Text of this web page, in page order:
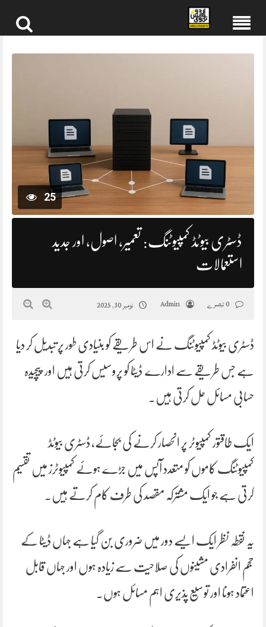
25
ڈسٹری بیوٹڈ کمپیوٹنگ: تعمیر، اصول، اور جدید
استعمالات
Admin نومبر 30, 2025
ڈسٹری بیوٹڈ کمپیوٹنگ نے اس طریقے کو بنیادی طور پر تبدیل کر دیا
ہے جس طریقے سے ادارے ڈیٹا کو پروسیس کرتی ہیں اور پیچیدہ
حسابی مسائل حل کرتی ہیں۔
ایک طاقتور کمپیوٹر پر انحصار کرنے کی بجائے، ڈسٹری بیوٹڈ
کمپیوٹنگ کاموں کو متعدد آپس میں جڑے ہوئے کمپیوٹرز میں تقسیم
کرتی ہے جو ایک مشترکہ مقصد کی طرف کام کرتے ہیں۔
یہ نقطہ نظر ایک ایسے دور میں ضروری بن گیا ہے جہاں ڈیٹا کے
حجم انفرادی مشینوں کی صلاحیت سے زیادہ ہوں اور جہاں قابل
اعتماد ہونا اور توسیع پذیری اہم مسائل ہوں۔